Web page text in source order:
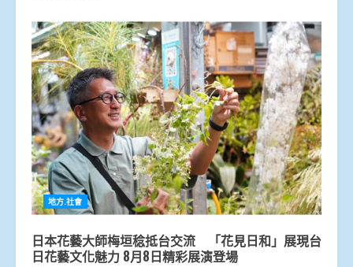
地方.社會
日本花藝大師梅垣稔抵台交流 「花見日和」展現台
日花藝文化魅力 8月8日精彩展演登場